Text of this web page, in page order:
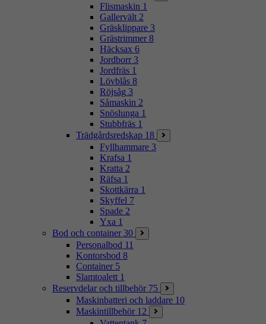
Flismaskin 1
Gallervält 2
Gräsklippare 3
Grästrimmer 8
Häcksax 6
Jordborr 3
Jordfräs 1
Lövblås 8
Röjsåg 3
Såmaskin 2
Snöslunga 1
Stubbfräs 1
Trädgårdsredskap 18
Fyllhammare 3
Krafsa 1
Kratta 2
Räfsa 1
Skottkärra 1
Skyffel 7
Spade 2
Yxa 1
Bod och container 30
Personalbod 11
Kontorsbod 8
Container 5
Slamtoalett 1
Reservdelar och tillbehör 75
Maskinbatteri och laddare 10
Maskintillbehör 12